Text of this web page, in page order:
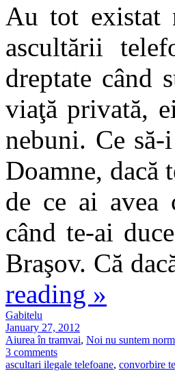
Au tot existat
ascultării
dreptate când
viaţă privată,
nebuni. Ce să-
Doamne, dacă
de ce ai avea
când te-ai
Braşov. Că
reading »
Gabitelu
January 27, 2012
Aiurea în tramvai, Noi nu suntem
3 comments
ascultari ilegale telefoane, convorbire